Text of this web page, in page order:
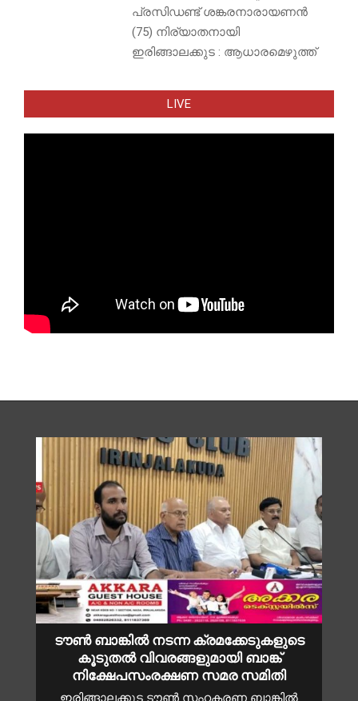
പ്രസിഡണ്ട് ശങ്കരനാരായണൻ
(75) നിര്യാതനായി
ഇരിങ്ങാലക്കുട : ആധാരമെഴുത്ത്
LIVE
ടൗൺ ബാങ്കിൽ നടന്ന ക്രമക്കേടുകളുടെ
കൂടുതൽ വിവരങ്ങളുമായി ബാങ്ക്
നിക്ഷേപസംരക്ഷണ സമര സമിതി